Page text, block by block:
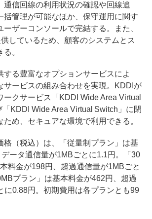
通信回線の利用状況の確認や回線追
括管理が可能なほか、保守運用に関す
ーザーコンソールで完結する。また、
しているため、顧客のシステムとス
。
る豊富なオプションサービスによ
サービスの組み合わせを実現。KDDIが
ークサービス「KDDI Wide Area Virtual
KDDI Wide Area Virtual Switch」に閉
め、セキュアな環境で利用できる。
（税込）は、「従量制プラン」は基
ータ通信量が1MBごとに1.1円。「30
料金が198円、超過通信量が1MBごと
プラン」は基本料金が462円、超過
に0.88円。初期費用は各プランとも99